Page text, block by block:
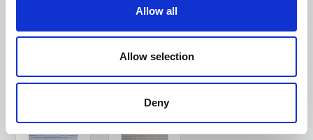
Allow all
Allow selection
Deny
ZOBACZ PODOBNE PRODUKTY